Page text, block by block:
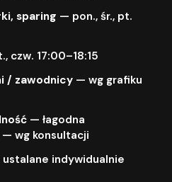
sparing — pon., śr., pt.
czw. 17:00–18:15
/ zawodnicy— wg grafiku
— łagodna
wg konsultacji
indywidualnie